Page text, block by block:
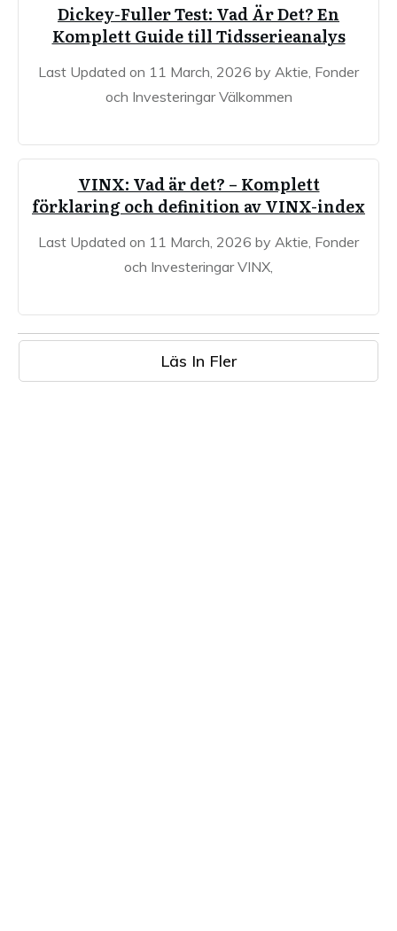
Dickey-Fuller Test: Vad Är Det? En
Komplett Guide till Tidsserieanalys
Last Updated on 11 March, 2026 by Aktie, Fonder
och Investeringar Välkommen
VINX: Vad är det? – Komplett
förklaring och definition av VINX-index
Last Updated on 11 March, 2026 by Aktie, Fonder
och Investeringar VINX,
Läs In Fler